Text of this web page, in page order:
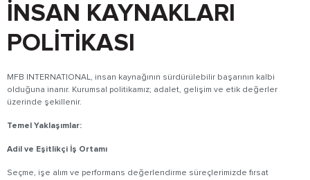
İNSAN KAYNAKLARI
POLİTİKASI
MFB INTERNATIONAL, insan kaynağının sürdürülebilir başarının kalbi
olduğuna inanır. Kurumsal politikamız; adalet, gelişim ve etik değerler
üzerinde şekillenir.
Temel Yaklaşımlar:
Adil ve Eşitlikçi İş Ortamı
Seçme, işe alım ve performans değerlendirme süreçlerimizde fırsat